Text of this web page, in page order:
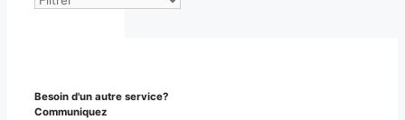
Besoin d'un autre service?
Communiquez